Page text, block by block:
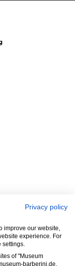
Privacy policy
improve our website,
experience. For
settings.
of "Museum
barberini.de,